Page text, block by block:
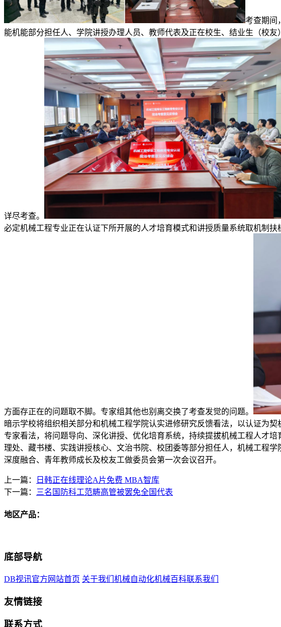
考查期间
能机能部分担任人、学院讲授办理人员、教师代表及正在校生、结业生（校
详尽考查。
必定机械工程专业正在认证下所开展的人才培育模式和讲授质量系统取机制
方面存正在的问题取不脚。专家组其他也别离交换了考查发觉的问题。
暗示学校将组织相关部分和机械工程学院认实进修研究反馈看法，以认证为
专家看法，将问题导向、深化讲授、优化培育系统，持续提拔机械工程人才
理处、藏书楼、实践讲授核心、文治书院、校团委等部分担任人，机械工程
深度融合、青年教师成长及校友工做委员会第一次会议召开。
上一篇：
日韩正在线理论A片免费 MBA智库
下一篇：
三名国防科工范畴高管被罢免全国代表
地区产品：
底部导航
DB视讯官方网站首页 关于我们 机械自动化机械百科联系我们
友情链接
联系方式